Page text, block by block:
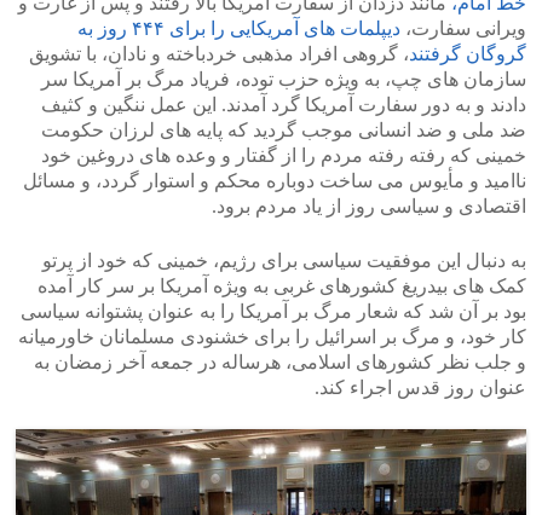
ویرانی سفارت،
دیپلمات های آمریکایی را برای ۴۴۴ روز به
گروگان گرفتند، گروهی افراد مذهبی خردباخته و نادان، با تشویق
سازمان های چپ، به ویژه حزب توده، فریاد مرگ بر آمریکا سر
دادند و به دور سفارت آمریکا گرد آمدند. این عمل ننگین و کثیف
ضد ملی و ضد انسانی موجب گردید که پایه های لرزان حکومت
خمینی که رفته رفته مردم را از گفتار و وعده های دروغین خود
ناامید و مأیوس می ساخت دوباره محکم و استوار گردد، و مسائل
اقتصادی و سیاسی روز از یاد مردم برود.
به دنبال این موفقیت سیاسی برای رژیم، خمینی که خود از پرتو
کمک های بیدریغ کشورهای غربی به ویژه آمریکا بر سر کار آمده
بود بر آن شد که شعار مرگ بر آمریکا را به عنوان پشتوانه سیاسی
کار خود، و مرگ بر اسرائیل را برای خشنودی مسلمانان خاورمیانه
و جلب نظر کشورهای اسلامی، هرساله در جمعه آخر زمضان به
عنوان روز قدس اجراء کند.